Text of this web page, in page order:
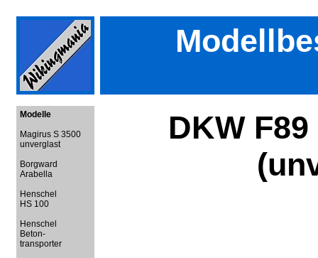
Modelle
Magirus S 3500
unverglast
Borgward
Arabella
Henschel
HS 100
Henschel
Beton-
transporter
DKW